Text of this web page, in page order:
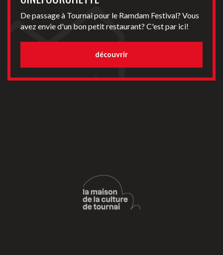
De passage à Tournai pour le Ramdam Festival? Vous
avez envie d'un bon petit restaurant? C'est par ici!
découvrir